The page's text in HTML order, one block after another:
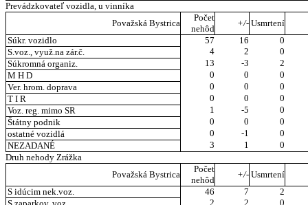
Prevádzkovateľ vozidla, u vinníka
Považská Bystrica
Počet
nehôd
+/- Usmrtení
Súkr. vozidlo
57 16
0
S.voz., využ.na zár.č.
4 2
0
Súkromná organiz.
13 -3
2
M H D
0 0
0
Ver. hrom. doprava
0 0
0
T I R
0 0
0
Voz. reg. mimo SR
1 -5
0
Štátny podnik
0 0
0
ostatné vozidlá
0 -1
0
NEZADANÉ
3 1
0
Druh nehody Zrážka
Považská Bystrica
Počet
nehôd
+/- Usmrtení
S idúcim nek.voz.
46 7
2
2 2 0